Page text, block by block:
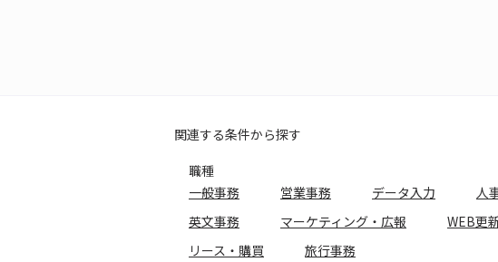
関連する条件から探す
職種
一般事務
営業事務 データ入力 人
英文事務
マーケティング・広報 WEB更
リース・購買
旅行事務